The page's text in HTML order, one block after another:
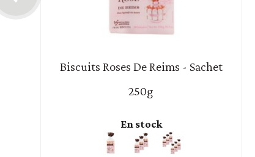
Biscuits Roses De Reims - Sachet
250g
En stock